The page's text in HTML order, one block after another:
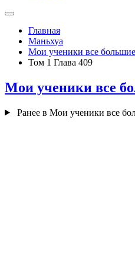
Главная
Маньхуа
Мои ученики все
Том 1 Глава 409
Мои ученики все
Ранее в Мои ученики все